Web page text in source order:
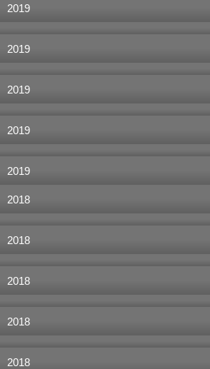
2019
2019
2019
2019
2019
2018
2018
2018
2018
2018